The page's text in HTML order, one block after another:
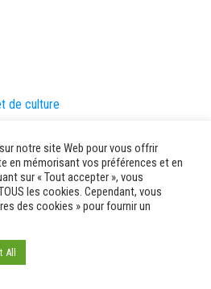
de culture
notre site Web pour vous offrir
en mémorisant vos préférences et en
sur « Tout accepter », vous
les cookies. Cependant, vous
des cookies » pour fournir un
All